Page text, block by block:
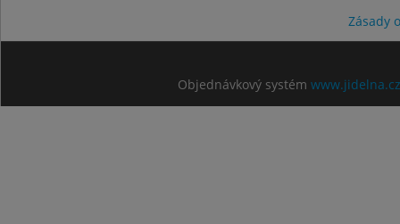
Zásady
Objednávkový systém www.jidelna.cz